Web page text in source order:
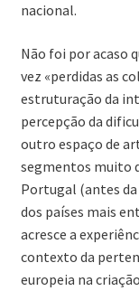
nacional.
Não foi por acaso
vez «perdidas as
estruturação da
percepção da
outro espaço de
segmentos muito
Portugal (antes da
dos países mais
acresce a
contexto da
europeia na